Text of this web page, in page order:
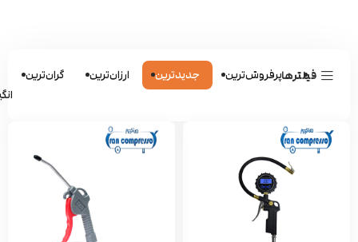
فیلترهاپرفروش‌ترین جدیدترین ارزان‌ترین گران‌ترین